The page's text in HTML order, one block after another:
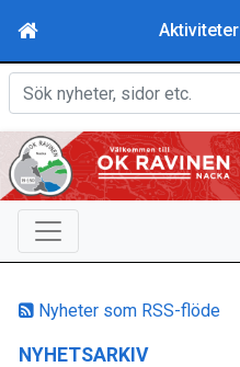
Aktiviteter
Nyheter som RSS-flöde
NYHETSARKIV